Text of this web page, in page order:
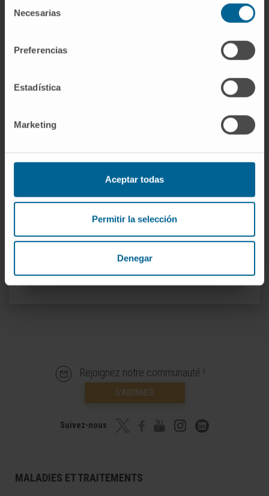
Necesarias
Preferencias
Estadística
Marketing
Aceptar todas
Permitir la selección
Denegar
Plus de 30 communications orales et écrites
A participé comme membre à l’organisation
de 2 cours internationaux sur l’endoscopie
SCOPUS
Rejoignez notre communauté !
S’ABONNER
Suivez-nous
MALADIES ET TRAITEMENTS